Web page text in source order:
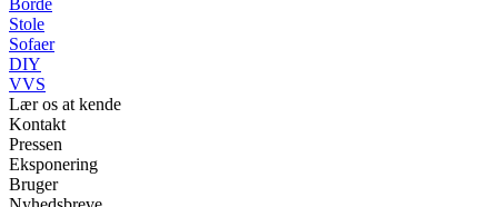
Borde
Stole
Sofaer
DIY
VVS
Lær os at kende
Kontakt
Pressen
Eksponering
Bruger